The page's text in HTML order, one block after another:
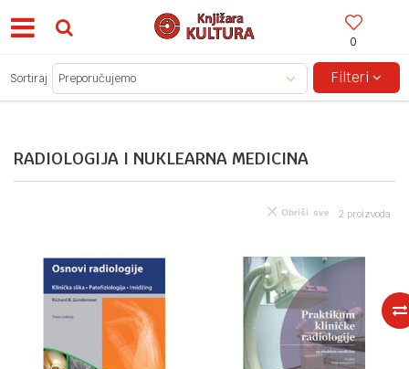
0
BESPLATNA ISPORUKA ZA IZNOSE PREKO 150KM!
RADIOLOGIJA I NUKLEARNA MEDICINA
Sortiraj Filteri
2 proizvoda
Obriši sve